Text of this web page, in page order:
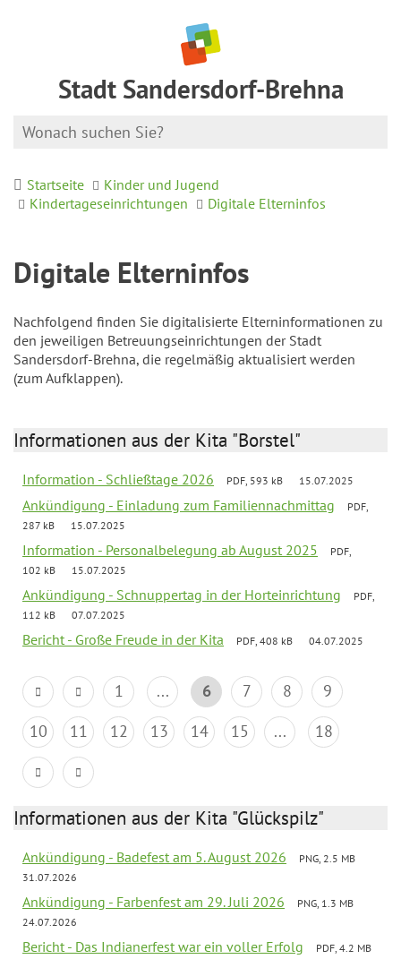
Stadt Sandersdorf-Brehna
Startseite
Kinder und Jugend
Kindertageseinrichtungen
Digitale Elterninfos
Digitale Elterninfos
Nachfolgend finden Sie digitalisierte Elterninformationen zu
den jeweiligen Betreuungseinrichtungen der Stadt
Sandersdorf-Brehna, die regelmäßig aktualisiert werden
(zum Aufklappen).
Informationen aus der Kita "Borstel"
Information - Schließtage 2026 PDF, 593 kB 15.07.2025
Ankündigung - Einladung zum Familiennachmittag
PDF,
287 kB
15.07.2025
Information - Personalbelegung ab August 2025
PDF,
102 kB
15.07.2025
Ankündigung - Schnuppertag in der Horteinrichtung
PDF,
112 kB
07.07.2025
Bericht - Große Freude in der Kita PDF, 408 kB 04.07.2025
1 ... 6 7 8
9
10
11 12 13 14 15 ... 18
Informationen aus der Kita "Glückspilz"
Ankündigung - Badefest am 5. August 2026
PNG, 2.5 MB
31.07.2026
Ankündigung - Farbenfest am 29. Juli 2026
PNG, 1.3 MB
24.07.2026
Bericht - Das Indianerfest war ein voller Erfolg
PDF, 4.2 MB